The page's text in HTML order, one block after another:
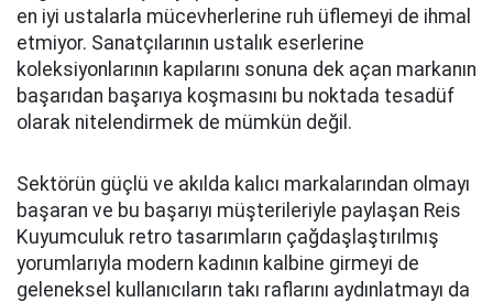
en iyi ustalarla mücevherlerine ruh üflemeyi de ihmal
etmiyor. Sanatçılarının ustalık eserlerine
koleksiyonlarının kapılarını sonuna dek açan markanın
başarıdan başarıya koşmasını bu noktada tesadüf
olarak nitelendirmek de mümkün değil.
Sektörün güçlü ve akılda kalıcı markalarından olmayı
başaran ve bu başarıyı müşterileriyle paylaşan Reis
Kuyumculuk retro tasarımların çağdaşlaştırılmış
yorumlarıyla modern kadının kalbine girmeyi de
geleneksel kullanıcıların takı raflarını aydınlatmayı da